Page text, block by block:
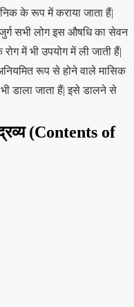
के रूप में कराया जाता हैं|
सभी लोग इस औषधि का सेवन
में भी उपयोग में ली जाती हैं|
रूप से होने वाले मासिक
डाला जाता हैं| इसे डालने से
(Contents of